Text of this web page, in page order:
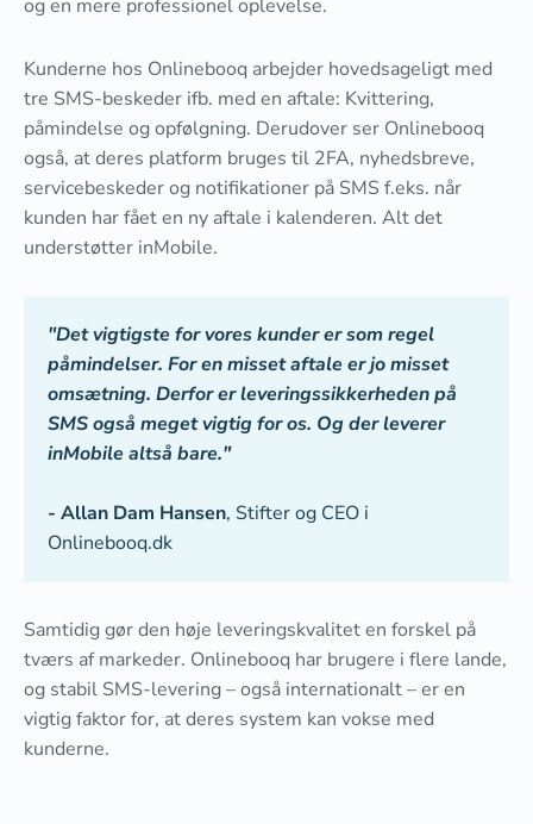
og en mere professionel oplevelse.
Kunderne hos Onlinebooq arbejder hovedsageligt med
tre SMS-beskeder ifb. med en aftale: Kvittering,
påmindelse og opfølgning. Derudover ser Onlinebooq
også, at deres platform bruges til 2FA, nyhedsbreve,
servicebeskeder og notifikationer på SMS f.eks. når
kunden har fået en ny aftale i kalenderen. Alt det
understøtter inMobile.
"Det vigtigste for vores kunder er som regel
påmindelser. For en misset aftale er jo misset
omsætning. Derfor er leveringssikkerheden på
SMS også meget vigtig for os. Og der leverer
inMobile altså bare."
- Allan Dam Hansen, Stifter og CEO i
Onlinebooq.dk
Samtidig gør den høje leveringskvalitet en forskel på
tværs af markeder. Onlinebooq har brugere i flere lande,
og stabil SMS-levering – også internationalt – er en
vigtig faktor for, at deres system kan vokse med
kunderne.